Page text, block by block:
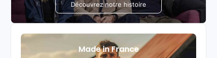
Découvrez notre histoire
Made in France